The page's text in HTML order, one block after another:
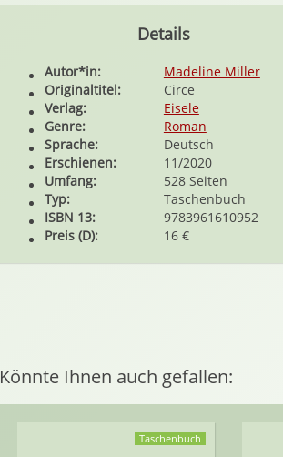
Details
Autor*in:
Madeline Miller
Originaltitel:
Circe
Verlag:
Eisele
Genre:
Roman
Sprache:
Deutsch
Erschienen:
11/2020
Umfang:
528 Seiten
Typ:
Taschenbuch
ISBN 13:
9783961610952
Preis (D):
16 €
Könnte Ihnen auch gefallen:
Taschenbuch